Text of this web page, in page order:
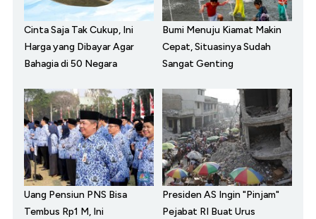
Cinta Saja Tak Cukup, Ini
Harga yang Dibayar Agar
Bahagia di 50 Negara
Bumi Menuju Kiamat Makin
Cepat, Situasinya Sudah
Sangat Genting
Uang Pensiun PNS Bisa
Tembus Rp1 M, Ini
Presiden AS Ingin "Pinjam"
Pejabat RI Buat Urus